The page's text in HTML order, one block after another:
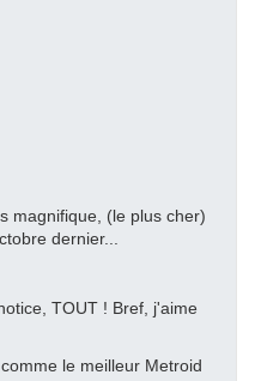
magnifique, (le plus cher)
dernier...
TOUT ! Bref, j'aime
le meilleur Metroid